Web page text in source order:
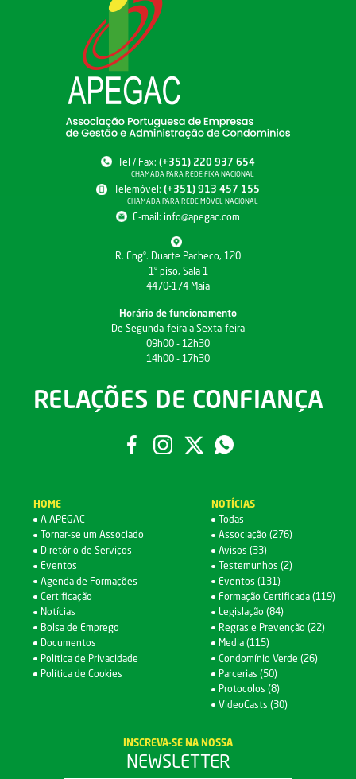
Tel / Fax:(+351) 220 937 654
CHAMADA PARA REDE FIXA NACIONAL
Telemóvel: (+351) 913 457 155
CHAMADA PARA REDE MÓVEL NACIONAL
E-mail: info@apegac.com
R. Engº. Duarte Pacheco, 120
1º piso, Sala 1
4470-174 Maia
Horário de funcionamento
De Segunda-feira a Sexta-feira
09h00 - 12h30
14h00 - 17h30
RELAÇÕES DE CONFIANÇA
HOME
A APEGAC
Tornar-se um Associado
Diretório de Serviços
Eventos
Agenda de Formações
Certificação
Notícias
Bolsa de Emprego
Documentos
Política de Privacidade
Política de Cookies
NOTÍCIAS
Todas
Associação (276)
Avisos (33)
Testemunhos (2)
Eventos (131)
Formação Certificada (119)
Legislação (84)
Regras e Prevenção (22)
Media (115)
Condomínio Verde (26)
Parcerias (50)
Protocolos (8)
VideoCasts (30)
INSCREVA-SE NA NOSSA
NEWSLETTER